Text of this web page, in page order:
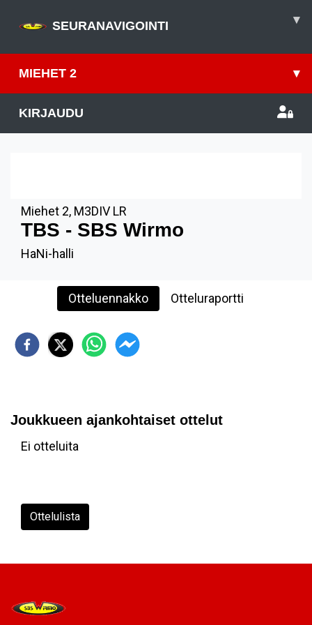
SEURANAVIGOINTI ▾
MIEHET 2 ▾
KIRJAUDU
Miehet 2, M3DIV LR
TBS - SBS Wirmo
HaNi-halli
Otteluennakko Otteluraportti
Joukkueen ajankohtaiset ottelut
Ei otteluita
Ottelulista